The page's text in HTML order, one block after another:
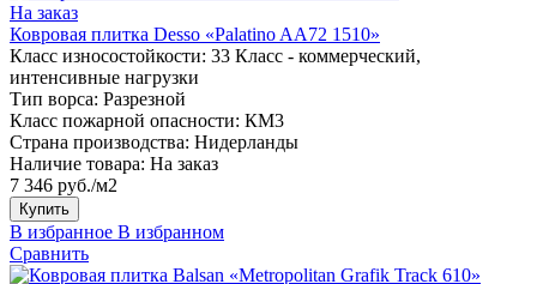
На заказ
Ковровая плитка Desso «Palatino AA72 1510»
Класс износостойкости: 33 Класс - коммерческий,
интенсивные нагрузки
Тип ворса: Разрезной
Класс пожарной опасности: КМ3
Страна производства: Нидерланды
Наличие товара: На заказ
7 346 руб./м2
Купить
В избранное В избранном
Сравнить